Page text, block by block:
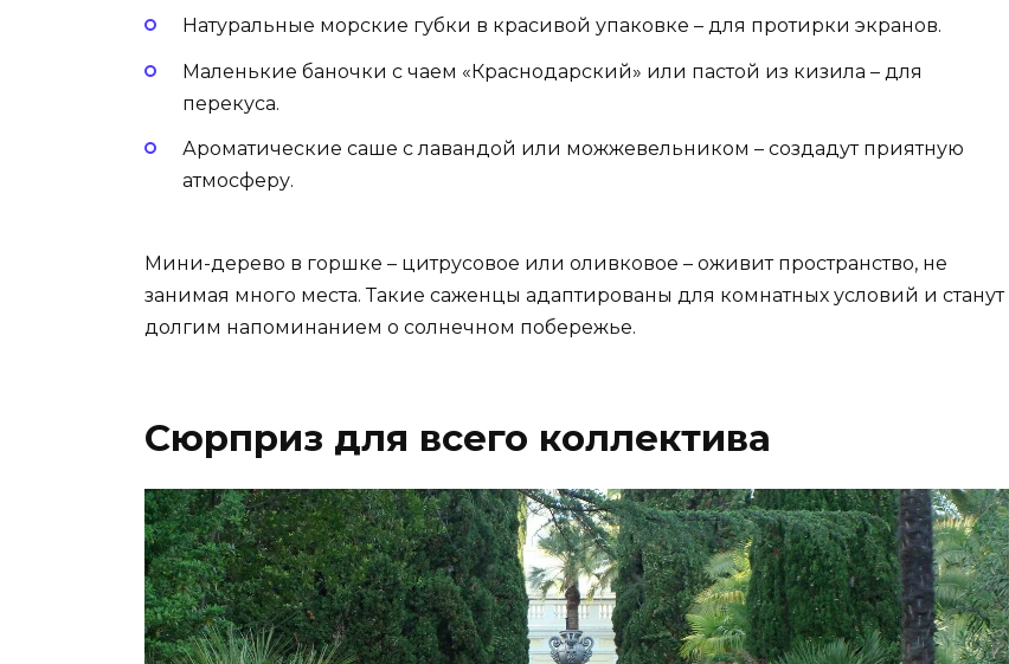
Натуральные морские губки в красивой упаковке – для протирки экранов.
Маленькие баночки с чаем «Краснодарский» или пастой из кизила – для
перекуса.
Ароматические саше с лавандой или можжевельником – создадут приятную
атмосферу.
Мини-дерево в горшке – цитрусовое или оливковое – оживит пространство, не
занимая много места. Такие саженцы адаптированы для комнатных условий и станут
долгим напоминанием о солнечном побережье.
Сюрприз для всего коллектива